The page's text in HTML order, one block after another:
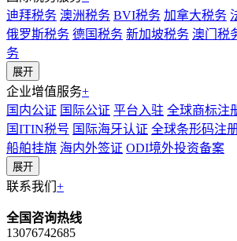
迪拜税务 澳洲税务 BVI税务 加拿大税务
俄罗斯税务 德国税务 新加坡税务 澳门税
务
展开
企业增值服务+
国内公证 国际公证 平台入驻 全球商标注
国ITIN税号 国际海牙认证 全球条形码注
船舶挂旗 海内外签证 ODI境外投资备案
展开
联系我们 +
全国咨询热线
13076742685